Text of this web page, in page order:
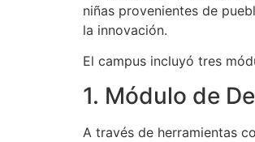
niñas provenientes de
la innovación.
El campus incluyó tres
1. Módulo de
A través de herramientas